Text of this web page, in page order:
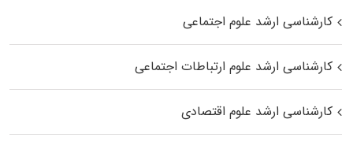
کارشناسی ارشد علوم اجتماعی
کارشناسی ارشد علوم ارتباطات اجتماعی
کارشناسی ارشد علوم اقتصادی